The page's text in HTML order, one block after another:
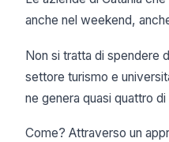
anche nel weekend,
Non si tratta di spendere
settore turismo e
ne genera quasi quattro di
Come? Attraverso un